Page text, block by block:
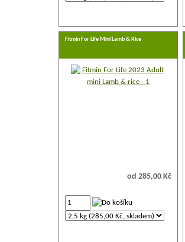
Fitmin For Life Mini Lamb & Rice
od 285,00 Kč